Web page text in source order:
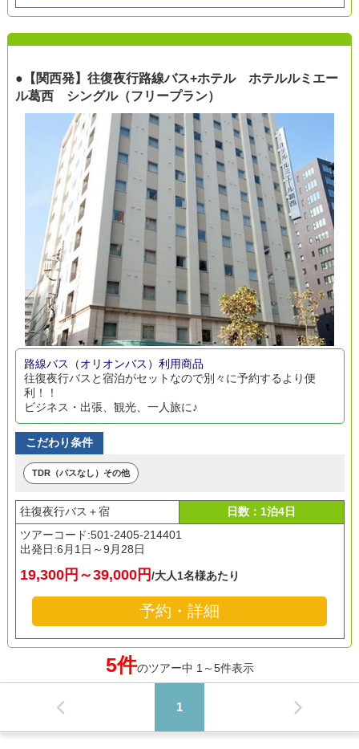
●【関西発】往復夜行路線バス+ホテル ホテルルミエー
ル葛西 シングル（フリープラン）
路線バス（オリオンバス）利用商品
往復夜行バスと宿泊がセットなので別々に予約するより便
利！！
ビジネス・出張、観光、一人旅に♪
こだわり条件
TDR（パスなし）その他
往復夜行バス＋宿
日数：1泊4日
ツアーコード:501-2405-214401
出発日:6月1日～9月28日
19,300円～39,000円/大人1名様あたり
予約・詳細
5件のツアー中 1～5件表示
1